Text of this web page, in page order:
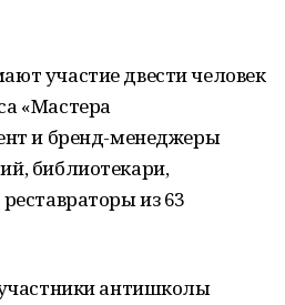
участие двести человек
«Мастера
и бренд-менеджеры
библиотекари,
из 63
антишколы